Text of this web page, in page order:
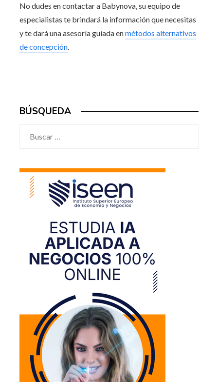
No dudes en contactar a Babynova, su equipo de
especialistas te brindará la información que necesitas
y te dará una asesoría guiada enmétodos alternativos
de concepción.
BÚSQUEDA